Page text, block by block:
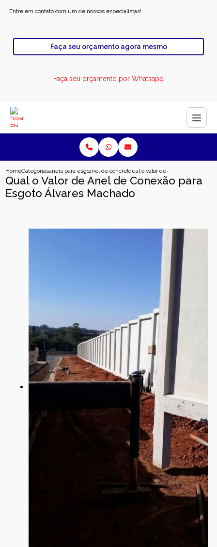
Entre em contato com um de nossos especialistas!
Faça seu orçamento agora mesmo
Faça seu orçamento por Whatsapp
HomeCategoriasaneis para esgotoanel de concreto para rodoviaqual o valor de anel de conexao
Qual o Valor de Anel de Conexão para
Esgoto Álvares Machado